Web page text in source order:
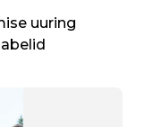
uuring